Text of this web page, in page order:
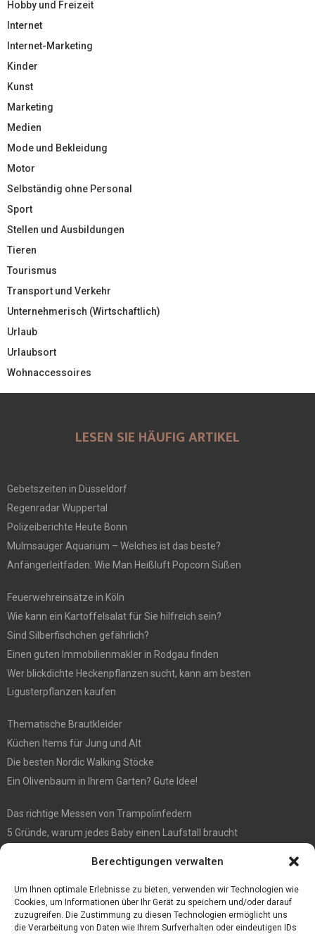
Berechtigungen verwalten
Um Ihnen optimale Erlebnisse zu bieten, verwenden wir Technologien wie
Cookies, um Informationen über Ihr Gerät zu speichern und/oder darauf
zuzugreifen. Die Zustimmung zu diesen Technologien ermöglicht uns
die Verarbeitung von Daten wie Ihrem Surfverhalten oder eindeutigen IDs
Hobby und Freizeit
Internet
Internet-Marketing
Kinder
Kunst
Marketing
Medien
Mode und Bekleidung
Motor
Selbständig ohne Personal
Sport
Stellen und Ausbildungen
Tieren
Tourismus
Transport und Verkehr
Unternehmerisch (Wirtschaftlich)
Urlaub
Urlaubsort
Wohnaccessoires
LESEN SIE HÄUFIG ARTIKEL
Gebetszeiten in Düsseldorf
Regenradar Wuppertal
Polizeiberichte Heute Bonn
Mulmsauger Aquarium – Welches ist das beste?
Anfängerleitfaden: Wie Man Heißluft Popcorn Süßen
Feuerwehreinsätze in Köln
Wie kann ein Kartoffelsalat für Sie hilfreich sein?
Sind Silberfischchen gefährlich?
Einen guten Immobilienmakler in Rodgau finden
Wer blickdichte Heckenpflanzen sucht, kann am besten
Ligusterpflanzen kaufen
Thematische Brautkleider
Küchen Items für Jung und Alt
Die besten Nordic Walking Stöcke
Ein Olivenbaum in Ihrem Garten? Gute Idee!
Das richtige Messen von Trampolinfedern
5 Gründe, warum jedes Baby einen Laufstall braucht
Die automatisierte Sackentleerung bringt zahlreiche Vorteile mit
sich